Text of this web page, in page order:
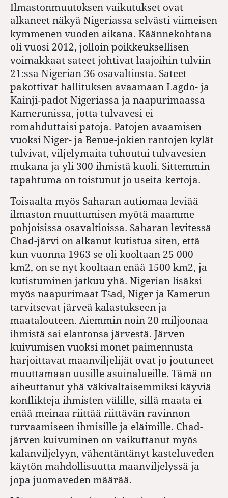
Ilmastonmuutoksen vaikutukset ovat
alkaneet näkyä Nigeriassa selvästi viimeisen
kymmenen vuoden aikana. Käännekohtana
oli vuosi 2012, jolloin poikkeuksellisen
voimakkaat sateet johtivat laajoihin tulviin
21:ssa Nigerian 36 osavaltiosta. Sateet
pakottivat hallituksen avaamaan Lagdo- ja
Kainji-padot Nigeriassa ja naapurimaassa
Kamerunissa, jotta tulvavesi ei
romahduttaisi patoja. Patojen avaamisen
vuoksi Niger- ja Benue-jokien rantojen kylät
tulvivat, viljelymaita tuhoutui tulvavesien
mukana ja yli 300 ihmistä kuoli. Sittemmin
tapahtuma on toistunut jo useita kertoja.
Toisaalta myös Saharan autiomaa leviää
ilmaston muuttumisen myötä maamme
pohjoisissa osavaltioissa. Saharan levitessä
Chad-järvi on alkanut kutistua siten, että
kun vuonna 1963 se oli kooltaan 25 000
km2, on se nyt kooltaan enää 1500 km2, ja
kutistuminen jatkuu yhä. Nigerian lisäksi
myös naapurimaat Tšad, Niger ja Kamerun
tarvitsevat järveä kalastukseen ja
maatalouteen. Aiemmin noin 20 miljoonaa
ihmistä sai elantonsa järvestä. Järven
kuivumisen vuoksi monet paimennusta
harjoittavat maanviljelijät ovat jo joutuneet
muuttamaan uusille asuinalueille. Tämä on
aiheuttanut yhä väkivaltaisemmiksi käyviä
konflikteja ihmisten välille, sillä maata ei
enää meinaa riittää riittävän ravinnon
turvaamiseen ihmisille ja eläimille. Chad-
järven kuivuminen on vaikuttanut myös
kalanviljelyyn, vähentäntänyt kasteluveden
käytön mahdollisuutta maanviljelyssä ja
jopa juomaveden määrää.